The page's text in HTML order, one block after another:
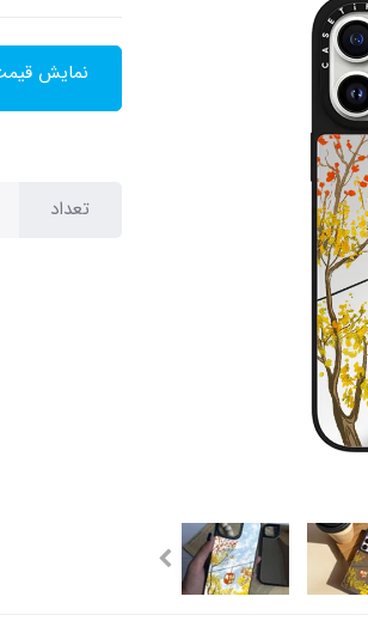
نمایش
تعداد